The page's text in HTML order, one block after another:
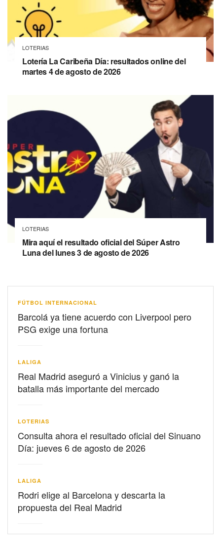
LOTERIAS
Lotería La Caribeña Día: resultados online del
martes 4 de agosto de 2026
LOTERIAS
Mira aquí el resultado oficial del Súper Astro
Luna del lunes 3 de agosto de 2026
FÚTBOL INTERNACIONAL
Barcolá ya tiene acuerdo con Liverpool pero
PSG exige una fortuna
LALIGA
Real Madrid aseguró a Vinicius y ganó la
batalla más importante del mercado
LOTERIAS
Consulta ahora el resultado oficial del Sinuano
Día: jueves 6 de agosto de 2026
LALIGA
Rodri elige al Barcelona y descarta la
propuesta del Real Madrid